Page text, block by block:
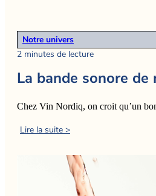
Notre univers
2 minutes de lecture
La bande sonore de
Chez Vin Nordiq, on croit qu’un
Lire la suite >